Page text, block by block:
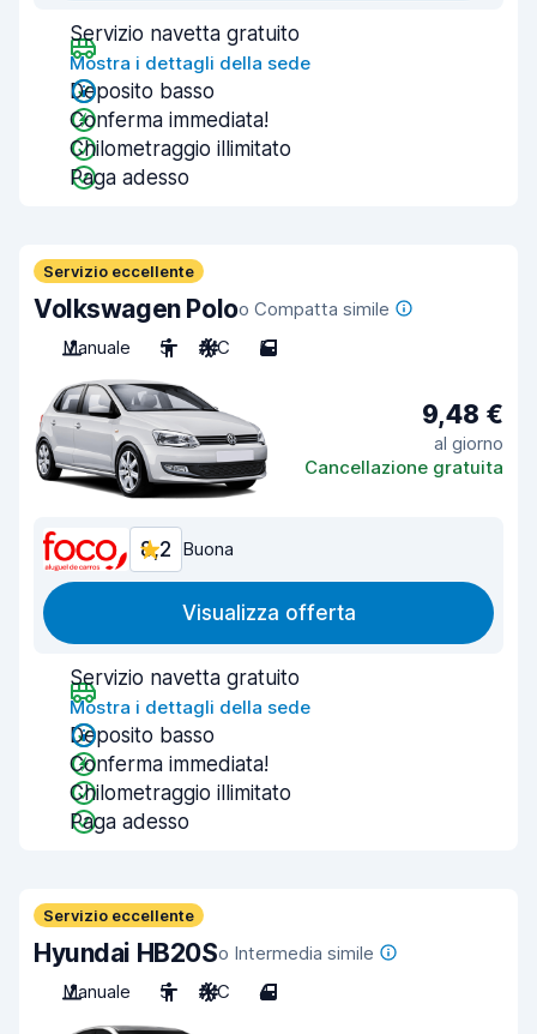
Servizio navetta gratuito
Mostra i dettagli della sede
Deposito basso
Conferma immediata!
Chilometraggio illimitato
Paga adesso
Servizio eccellente
Volkswagen Poloo Compatta simile
Manuale
5 A/C 5
9,48 €
al giorno
Cancellazione gratuita
8,2 Buona
Visualizza offerta
Servizio navetta gratuito
Mostra i dettagli della sede
Deposito basso
Conferma immediata!
Chilometraggio illimitato
Paga adesso
Servizio eccellente
Hyundai HB20So Intermedia simile
Manuale
5 A/C 4